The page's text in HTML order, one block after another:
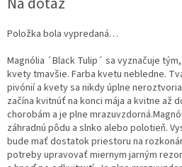
Položka bola vypredaná…
Magnólia ´Black Tulip´ sa vyznačuje
kvety tmavšie. Farba kvetu nebledne.
pivónií a kvety sa nikdy úplne
začína kvitnúť na konci mája a kvitne až
chorobám a je plne mrazuvzdorná.
záhradnú pôdu a slnko alebo polotieň.
bude mať dostatok priestoru na
potreby upravovať miernym jarným